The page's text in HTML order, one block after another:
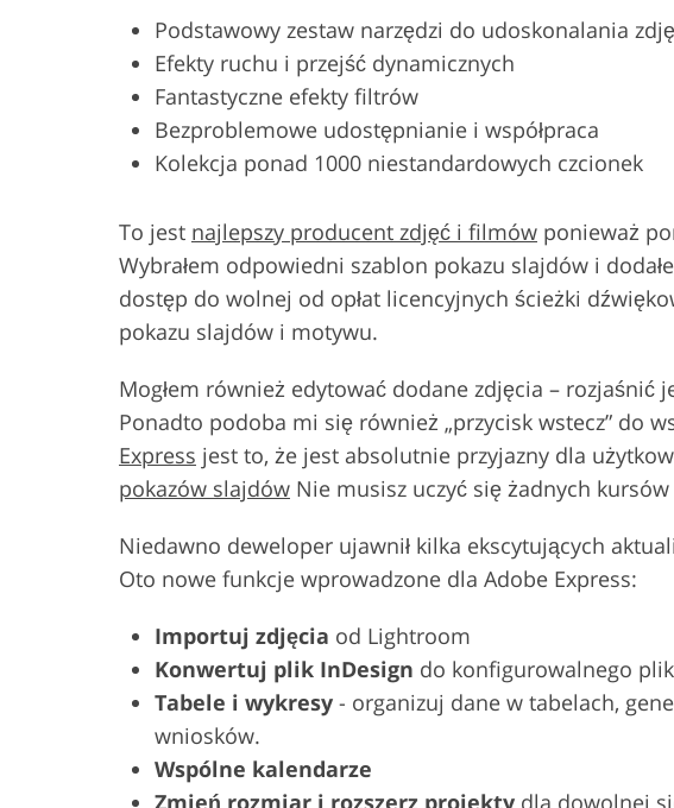
Podstawowy zestaw narzędzi do udoskonalania
Efekty ruchu i przejść dynamicznych
Fantastyczne efekty filtrów
Bezproblemowe udostępnianie i współpraca
Kolekcja ponad 1000 niestandardowych czcionek
To jest najlepszy producent zdjęć i filmów ponieważ
Wybrałem odpowiedni szablon pokazu slajdów i
dostęp do wolnej od opłat licencyjnych ścieżki
pokazu slajdów i motywu.
Mogłem również edytować dodane zdjęcia –
Ponadto podoba mi się również „przycisk wstecz” do
Express jest to, że jest absolutnie przyjazny dla
pokazów slajdów Nie musisz uczyć się żadnych
Niedawno deweloper ujawnił kilka ekscytujących
Oto nowe funkcje wprowadzone dla Adobe Express:
Importuj zdjęcia od Lightroom
Konwertuj plik InDesign do konfigurowalnego
Tabele i wykresy - organizuj dane w tabelach,
wniosków.
Wspólne kalendarze
Zmień rozmiar i rozszerz projekty dla dowolnej